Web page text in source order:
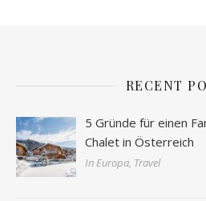
RECENT
5 Gründe für einen
Chalet in Österreich
In Europa, Travel